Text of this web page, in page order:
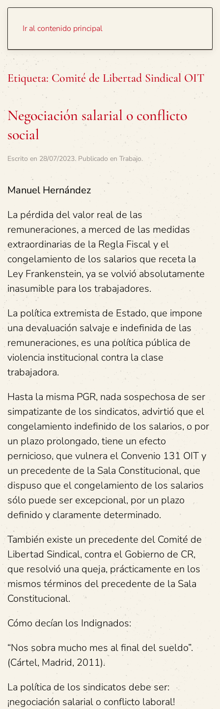
Ir al contenido principal
Etiqueta: Comité de Libertad Sindical OIT
Negociación salarial o conflicto
social
Escrito en 28/07/2023. Publicado en Trabajo.
Manuel Hernández
La pérdida del valor real de las
remuneraciones, a merced de las medidas
extraordinarias de la Regla Fiscal y el
congelamiento de los salarios que receta la
Ley Frankenstein, ya se volvió absolutamente
inasumible para los trabajadores.
La política extremista de Estado, que impone
una devaluación salvaje e indefinida de las
remuneraciones, es una política pública de
violencia institucional contra la clase
trabajadora.
Hasta la misma PGR, nada sospechosa de ser
simpatizante de los sindicatos, advirtió que el
congelamiento indefinido de los salarios, o por
un plazo prolongado, tiene un efecto
pernicioso, que vulnera el Convenio 131 OIT y
un precedente de la Sala Constitucional, que
dispuso que el congelamiento de los salarios
sólo puede ser excepcional, por un plazo
definido y claramente determinado.
También existe un precedente del Comité de
Libertad Sindical, contra el Gobierno de CR,
que resolvió una queja, prácticamente en los
mismos términos del precedente de la Sala
Constitucional.
Cómo decían los Indignados:
“Nos sobra mucho mes al final del sueldo”.
(Cártel, Madrid, 2011).
La política de los sindicatos debe ser:
¡negociación salarial o conflicto laboral!